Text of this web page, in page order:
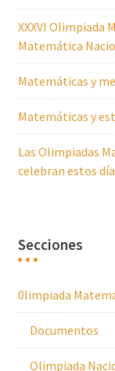
XXXVI Olimpiada
Matemática
Matemáticas y
Matemáticas y
Las Olimpiadas
celebran estos
Secciones
0limpiada
Documentos
Olimpiada